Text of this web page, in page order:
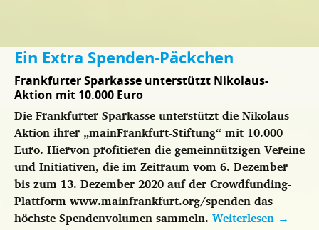
Ein Extra Spenden-Päckchen
Frankfurter Sparkasse unterstützt Nikolaus-
Aktion mit 10.000 Euro
Die Frankfurter Sparkasse unterstützt die Nikolaus-
Aktion ihrer „mainFrankfurt-Stiftung“ mit 10.000
Euro. Hiervon profitieren die gemeinnützigen Vereine
und Initiativen, die im Zeitraum vom 6. Dezember
bis zum 13. Dezember 2020 auf der Crowdfunding-
Plattform www.mainfrankfurt.org/spenden das
höchste Spendenvolumen sammeln. Weiterlesen →